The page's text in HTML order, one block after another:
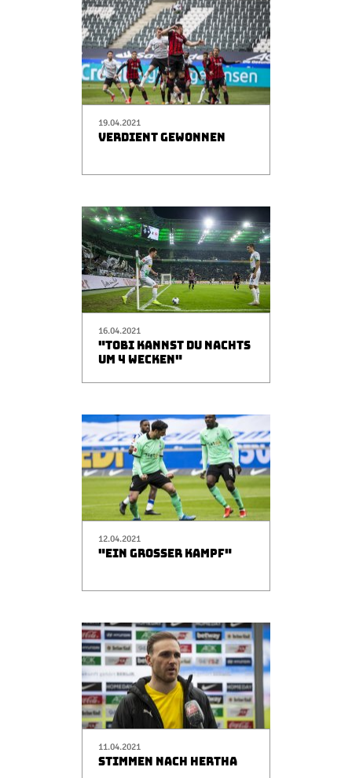
19.04.2021
VERDIENT GEWONNEN
16.04.2021
"TOBI KANNST DU NACHTS
UM 4 WECKEN"
12.04.2021
"EIN GROSSER KAMPF"
11.04.2021
STIMMEN NACH HERTHA